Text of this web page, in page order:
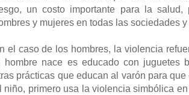
un costo importante para la
y mujeres en todas las sociedades
el caso de los hombres, la violencia
hombre nace es educado con juguetes
prácticas que educan al varón para
niño, primero usa la violencia simbólica